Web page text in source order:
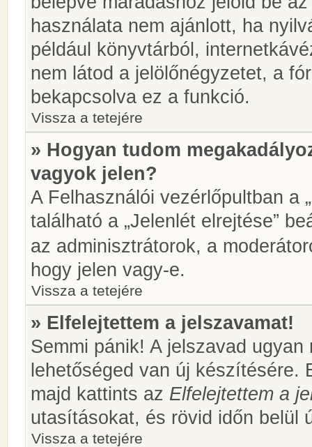
használata nem ajánlott, ha
például könyvtárból,
nem látod a jelölőnégyzetet, a
bekapcsolva ez a funkció.
Vissza a tetejére
» Hogyan tudom
vagyok jelen?
A Felhasználói vezérlőpultban a
található a „Jelenlét elrejtése”
az adminisztrátorok, a
hogy jelen vagy-e.
Vissza a tetejére
» Elfelejtettem a jelszavamat!
Semmi pánik! A jelszavad
lehetőséged van új készítésére.
majd kattints az Elfelejtettem a
utasításokat, és rövid időn belül
Vissza a tetejére